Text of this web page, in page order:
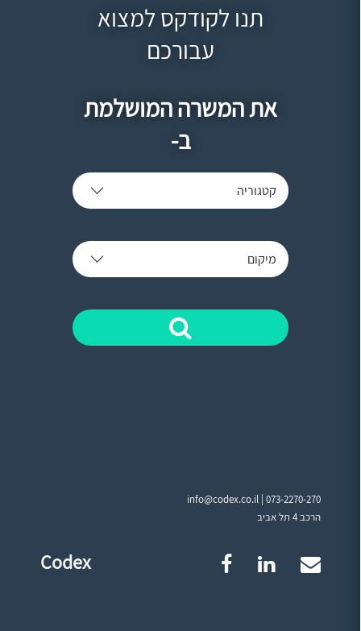
תנו לקודקס למצוא
עבורכם
את המשרה המושלמת
ב-
קטגוריה
מיקום
info@codex.co.il |073-2270-270
הרכב 4 תל אביב
Codex